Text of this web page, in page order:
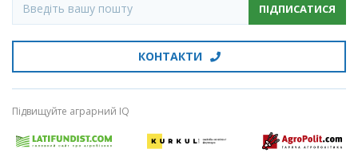
ПІДПИСАТИСЯ
КОНТАКТИ
Підвищуйте аграрний IQ